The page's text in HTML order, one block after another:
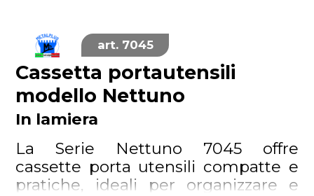
7045
Cassetta portautensili
modello Nettuno
In lamiera
La Serie Nettuno 7045 offre
cassette porta utensili compatte e
pratiche, ideali per organizzare e